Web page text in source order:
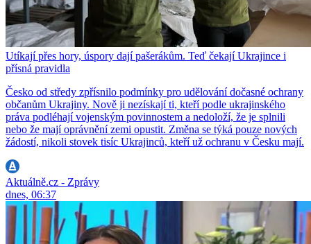
Utíkají přes hory, úspory dají pašerákům. Teď čekají Ukrajince i
přísná pravidla
Česko od středy zpřísnilo podmínky pro udělování dočasné ochrany
občanům Ukrajiny. Nově ji nezískají ti, kteří podle ukrajinského
práva podléhají vojenským povinnostem a nedoloží, že je splnili
nebo že mají oprávnění zemi opustit. Změna se týká pouze nových
žádostí, nikoli stovek tisíc Ukrajinců, kteří už ochranu v Česku mají.
Aktuálně.cz - Zprávy
dnes, 06:37